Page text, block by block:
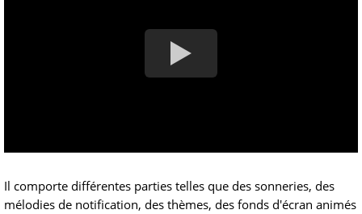
Il comporte différentes parties telles que des sonneries, des
mélodies de notification, des thèmes, des fonds d'écran animés